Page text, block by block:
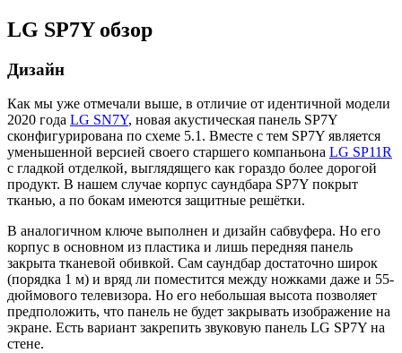
LG SP7Y обзор
Дизайн
Как мы уже отмечали выше, в отличие от идентичной модели
2020 года LG SN7Y, новая акустическая панель SP7Y
сконфигурирована по схеме 5.1. Вместе с тем SP7Y является
уменьшенной версией своего старшего компаньона LG SP11R
с гладкой отделкой, выглядящего как гораздо более дорогой
продукт. В нашем случае корпус саундбара SP7Y покрыт
тканью, а по бокам имеются защитные решётки.
В аналогичном ключе выполнен и дизайн сабвуфера. Но его
корпус в основном из пластика и лишь передняя панель
закрыта тканевой обивкой. Сам саундбар достаточно широк
(порядка 1 м) и вряд ли поместится между ножками даже и 55-
дюймового телевизора. Но его небольшая высота позволяет
предположить, что панель не будет закрывать изображение на
экране. Есть вариант закрепить звуковую панель LG SP7Y на
стене.